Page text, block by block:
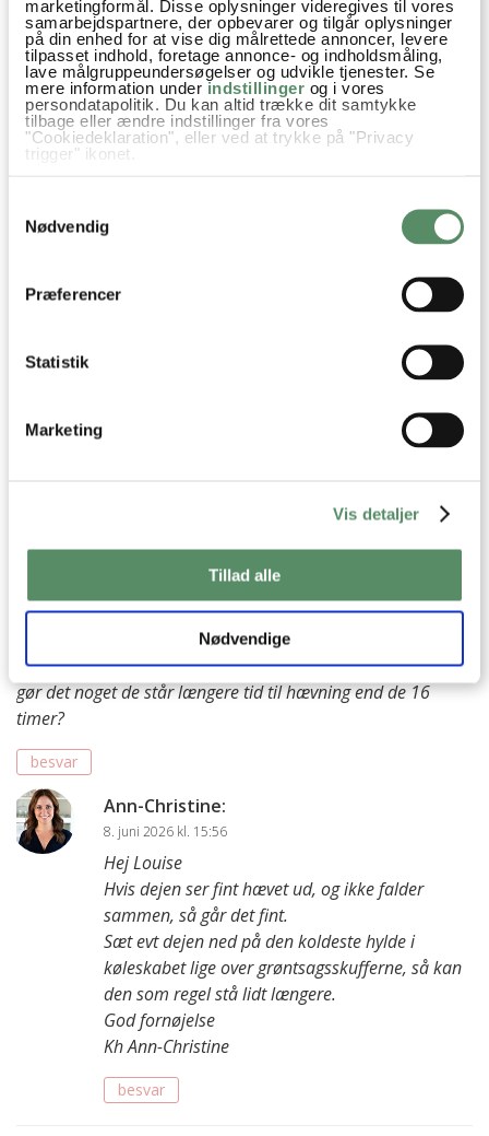
marketingformål. Disse oplysninger videregives til vores
samarbejdspartnere, der opbevarer og tilgår oplysninger
på din enhed for at vise dig målrettede annoncer, levere
tilpasset indhold, foretage annonce- og indholdsmåling,
lave målgruppeundersøgelser og udvikle tjenester. Se
mere information under indstillinger og i vores
persondatapolitik. Du kan altid trække dit samtykke
tilbage eller ændre indstillinger fra vores
"Cookiedeklaration", eller ved at trykke på "Privacy
trigger" ikonet.
Indsamle præcise oplysninger om din placering,
der kan være nøjagtig inden for få meter
Identificere din enhed baseret på en scanning af
Nødvendig
Præferencer
Statistik
Marketing
Vis detaljer
Tillad alle
Nødvendige

Marianne:
29. juni 2026 kl. 16:46
Hej Kan jeg bruge tørret surdej i opskriften(Dr. Oetker) og
besvar
Jeg kender ikke det produkt, så jeg kan desværre
Louise:
halløj,
gør det noget de står længere tid til hævning end de 16
timer?
besvar
Ann-Christine:
8. juni 2026 kl. 15:56
Hej Louise
Hvis dejen ser fint hævet ud, og ikke falder
sammen, så går det fint.
Sæt evt dejen ned på den koldeste hylde i
køleskabet lige over grøntsagsskufferne, så kan
den som regel stå lidt længere.
God fornøjelse
Kh Ann-Christine
besvar